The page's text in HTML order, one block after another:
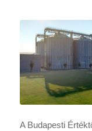
A Budapesti